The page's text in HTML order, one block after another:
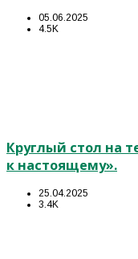
05.06.2025
4.5K
Круглый стол на
к настоящему».
25.04.2025
3.4K